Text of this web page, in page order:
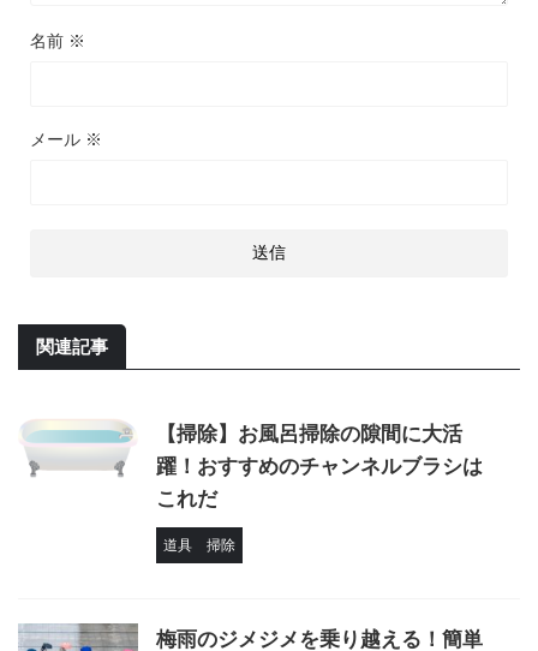
名前 ※
メール ※
関連記事
【掃除】お風呂掃除の隙間に大活
躍！おすすめのチャンネルブラシは
これだ
道具 掃除
梅雨のジメジメを乗り越える！簡単